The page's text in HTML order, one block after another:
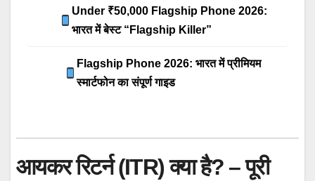
Under ₹50,000 Flagship Phone 2026:
भारत में बेस्ट “Flagship Killer”
Flagship Phone 2026: भारत में प्रीमियम
स्मार्टफोन का संपूर्ण गाइड
आयकर रिटर्न (ITR) क्या है? – पूरी